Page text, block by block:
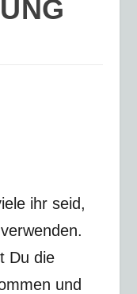
ihr seid,
Du die
und